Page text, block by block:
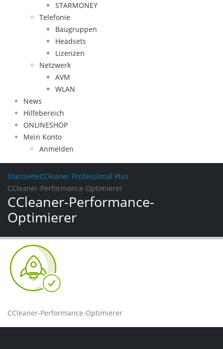
STARMONEY
Telefonie
Baugruppen
Headsets
Lizenzen
Netzwerk
AVM
WLAN
News
Hilfebereich
ONLINESHOP
Mein Konto
Anmelden
StartseiteCCleaner Professional Plus
CCleaner-Performance-Optimierer
CCleaner-Performance-
Optimierer
CCleaner-Performance-Optimierer